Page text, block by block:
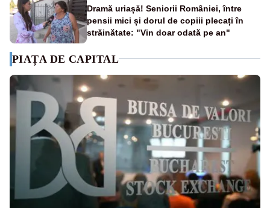
Dramă uriașă! Seniorii României, între
pensii mici și dorul de copiii plecați în
străinătate: "Vin doar odată pe an"
PIAȚA DE CAPITAL